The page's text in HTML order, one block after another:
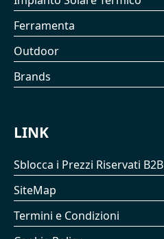
Ferramenta
Outdoor
Brands
LINK
Sblocca i Prezzi Riservati B2B
SiteMap
Termini e Condizioni